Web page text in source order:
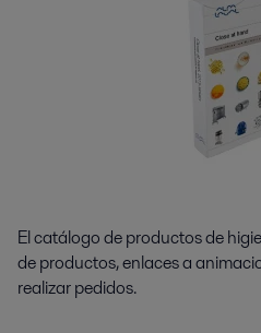
El catálogo de productos de
de productos, enlaces a
realizar pedidos.